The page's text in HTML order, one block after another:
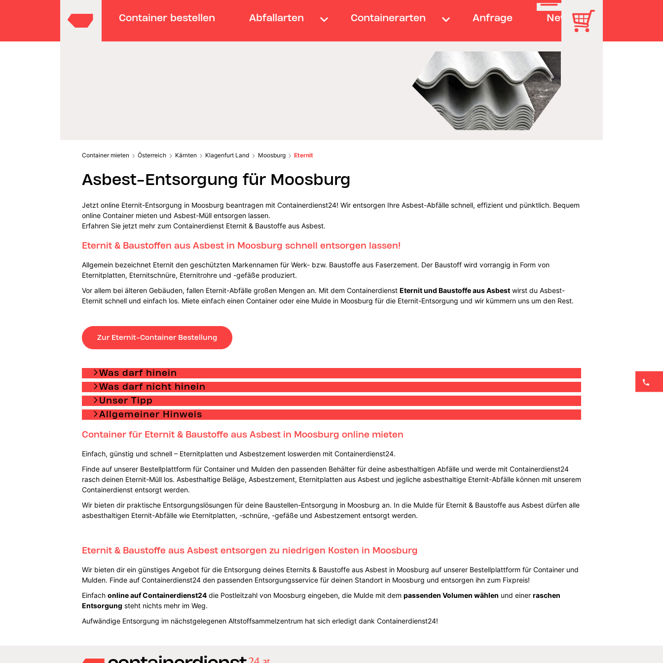
Container bestellen Abfallarten Containerarten Anfrage News
Container mieten Österreich Kärnten Klagenfurt Land Moosburg Eternit
Asbest-Entsorgung für Moosburg
Jetzt online Eternit-Entsorgung in Moosburg beantragen mit Containerdienst24! Wir entsorgen Ihre Asbest-Abfälle schnell, effizient und pünktlich. Bequem
online Container mieten und Asbest-Müll entsorgen lassen.
Erfahren Sie jetzt mehr zum Containerdienst Eternit & Baustoffe aus Asbest.
Eternit & Baustoffen aus Asbest in Moosburg schnell entsorgen lassen!
Allgemein bezeichnet Eternit den geschützten Markennamen für Werk- bzw. Baustoffe aus Faserzement. Der Baustoff wird vorrangig in Form von
Eternitplatten, Eternitschnüre, Eternitrohre und -gefäße produziert.
Vor allem bei älteren Gebäuden, fallen Eternit-Abfälle großen Mengen an. Mit dem Containerdienst Eternit und Baustoffe aus Asbestwirst du Asbest-
Eternit schnell und einfach los. Miete einfach einen Container oder eine Mulde in Moosburg für die Eternit-Entsorgung und wir kümmern uns um den Rest.
Zur Eternit-Container Bestellung
Was darf hinein
Was darf nicht hinein
Unser Tipp
Allgemeiner Hinweis
Container für Eternit & Baustoffe aus Asbest in Moosburg online mieten
Einfach, günstig und schnell – Eternitplatten und Asbestzement loswerden mit Containerdienst24.
Finde auf unserer Bestellplattform für Container und Mulden den passenden Behälter für deine asbesthaltigen Abfälle und werde mit Containerdienst24
rasch deinen Eternit-Müll los. Asbesthaltige Beläge, Asbestzement, Eternitplatten aus Asbest und jegliche asbesthaltige Eternit-Abfälle können mit unserem
Containerdienst entsorgt werden.
Wir bieten dir praktische Entsorgungslösungen für deine Baustellen-Entsorgung in Moosburg an. In die Mulde für Eternit & Baustoffe aus Asbest dürfen alle
asbesthaltigen Eternit-Abfälle wie Eternitplatten, -schnüre, -gefäße und Asbestzement entsorgt werden.
Eternit & Baustoffe aus Asbest entsorgen zu niedrigen Kosten in Moosburg
Wir bieten dir ein günstiges Angebot für die Entsorgung deines Eternits & Baustoffe aus Asbest in Moosburg auf unserer Bestellplattform für Container und
Mulden. Finde auf Containerdienst24 den passenden Entsorgungsservice für deinen Standort in Moosburg und entsorgen ihn zum Fixpreis!
Einfach online auf Containerdienst24die Postleitzahl von Moosburg eingeben, die Mulde mit dem passenden Volumen wählen und einer raschen
Entsorgung steht nichts mehr im Weg.
Aufwändige Entsorgung im nächstgelegenen Altstoffsammelzentrum hat sich erledigt dank Containerdienst24!